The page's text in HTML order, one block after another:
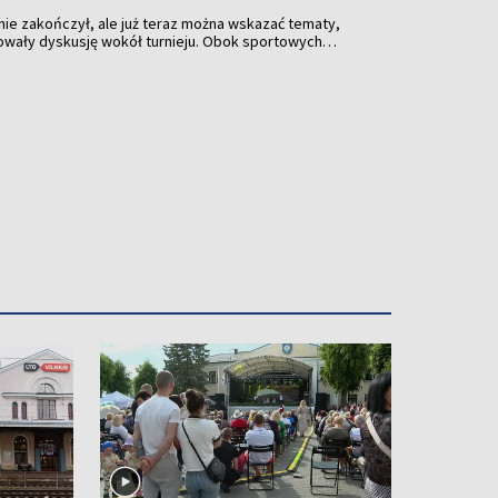
zakończył, ale już teraz można wskazać tematy,
dyskusję wokół turnieju. Obok sportowych